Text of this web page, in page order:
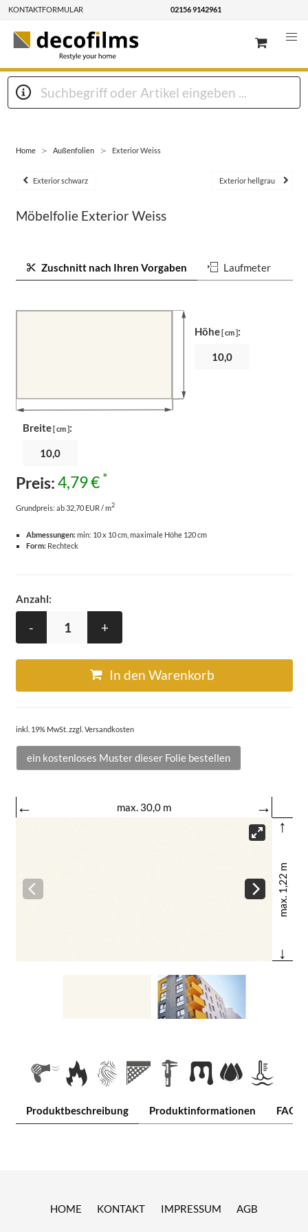
KONTAKTFORMULAR 02156 9142961
Home Außenfolien Exterior Weiss
Exterior schwarz Exterior hellgrau
Möbelfolie Exterior Weiss
Zuschnitt nach Ihren Vorgaben Laufmeter
Breite[ cm ]:
Höhe[ cm ]:
Preis:4,79 € *
Grundpreis: ab 32,70 EUR / m2
Abmessungen:min: 10 x 10 cm, maximale Höhe 120 cm
Form:Rechteck
Anzahl:
- +
In den Warenkorb
inkl. 19% MwSt. zzgl. Versandkosten
ein kostenloses Muster dieser Folie bestellen
← max. 30,0 m
→
↑
max. 1,22 m
↓
Produktbeschreibung Produktinformationen FAQ
HOME KONTAKT IMPRESSUM AGB